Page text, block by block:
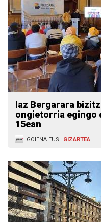
Iaz Bergarara
ongietorria egingo
15ean
GOIENA.EUS GIZARTEA